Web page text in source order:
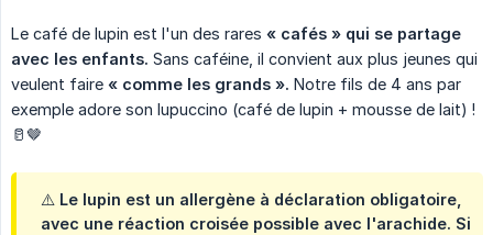
Le café de lupin est l'un des rares « cafés » qui se partage
avec les enfants. Sans caféine, il convient aux plus jeunes qui
veulent faire « comme les grands ». Notre fils de 4 ans par
exemple adore son lupuccino (café de lupin + mousse de lait) !
🥛🤎
⚠️ Le lupin est un allergène à déclaration obligatoire,
avec une réaction croisée possible avec l'arachide. Si